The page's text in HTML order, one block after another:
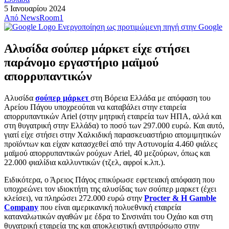
5 Ιανουαρίου 2024
Από NewsRoom1
Ενεργοποίηση ως προτιμώμενη πηγή στην Google
Αλυσίδα σούπερ μάρκετ είχε στήσει
παράνομο εργαστήριο μαϊμού
απορρυπαντικών
Αλυσίδα σούπερ μάρκετστη Βόρεια Ελλάδα με απόφαση του
Αρείου Πάγου υποχρεούται να καταβάλει στην εταιρεία
απορρυπαντικών Ariel (στην μητρική εταιρεία των ΗΠΑ, αλλά και
στη θυγατρική στην Ελλάδα) το ποσό των 297.000 ευρώ. Και αυτό,
γιατί είχε στήσει στην Χαλκιδική παρασκευαστήριο απομιμητικών
προϊόντων και είχαν κατασχεθεί από την Αστυνομία 4.460 φιάλες
μαϊμού απορρυπαντικών ρούχων Ariel, 40 μεζούρων, όπως και
22.000 φιαλίδια καλλυντικών (τζελ, αφροί κ.λπ.).
Ειδικότερα, ο Άρειος Πάγος επικύρωσε εφετειακή απόφαση που
υποχρεώνει τον ιδιοκτήτη της αλυσίδας των σούπερ μαρκετ (έχει
κλείσει), να πληρώσει 272.000 ευρώ στην Procter & Η Gamble
Company που είναι αμερικανική πολυεθνική εταιρεία
καταναλωτικών αγαθών με έδρα το Σινσινάτι του Οχάιο και στη
θυγατρική εταιρεία της και αποκλειστική αντιπρόσωπο στην